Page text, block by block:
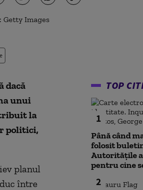
dacă
unui
la
politici,
planul
între
TOP
1
Până când
folosit
Autoritățile
pentru cine
2